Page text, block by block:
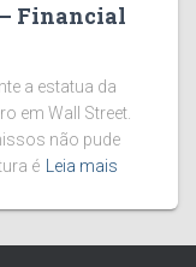
Financial
a estatua da
em Wall Street.
não pude
é
Leia mais